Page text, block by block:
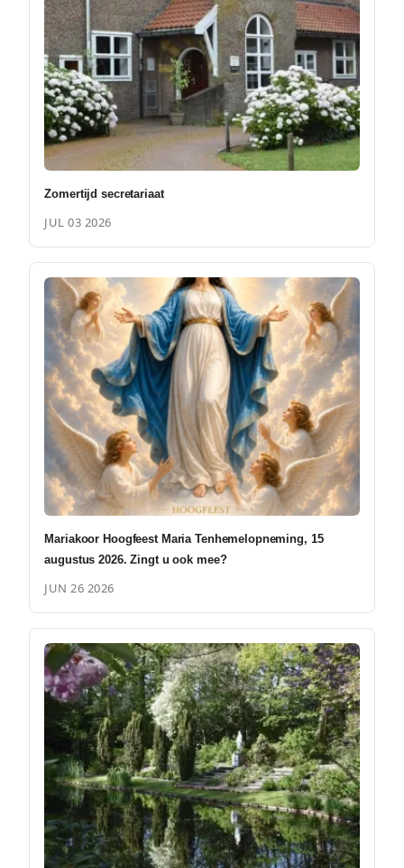
Zomertijd secretariaat
JUL 03 2026
Mariakoor Hoogfeest Maria Tenhemelopneming, 15
augustus 2026. Zingt u ook mee?
JUN 26 2026